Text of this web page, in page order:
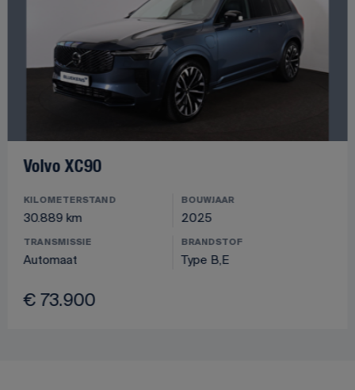
Volvo XC90
KILOMETERSTAND
30.889 km
BOUWJAAR
2025
TRANSMISSIE
Automaat
BRANDSTOF
Type B,E
€ 73.900